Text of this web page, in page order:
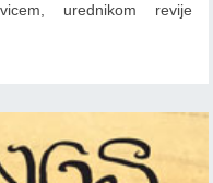
urednikom revije